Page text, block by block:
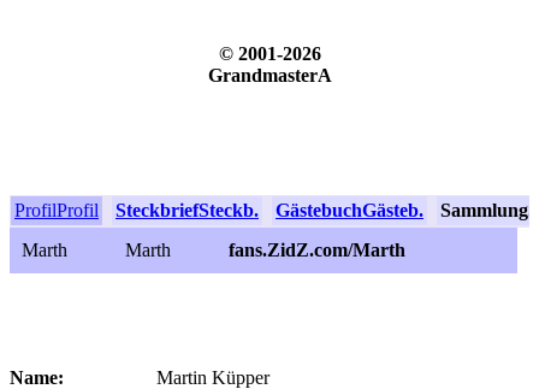
© 2001-2026
GrandmasterA
ProfilProfil SteckbriefSteckb. GästebuchGästeb. Sammlung
Marth
Marth fans.ZidZ.com/Marth
Name:
Martin Küpper